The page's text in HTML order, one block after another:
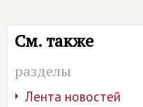
См. также
разделы
Лента новостей